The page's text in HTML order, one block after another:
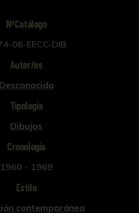
NºCatálogo
06-EECC-DIB
Autor/es
Desconocido
Tipología
Dibujos
Cronología
1960 - 1969
Estilo
contemporánea